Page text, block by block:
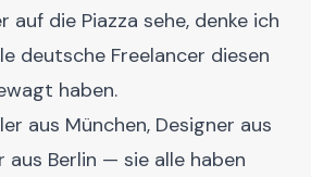
auf die Piazza sehe, denke ich
deutsche Freelancer diesen
haben.
aus München, Designer aus
aus Berlin — sie alle haben